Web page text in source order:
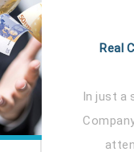
Real
In just a